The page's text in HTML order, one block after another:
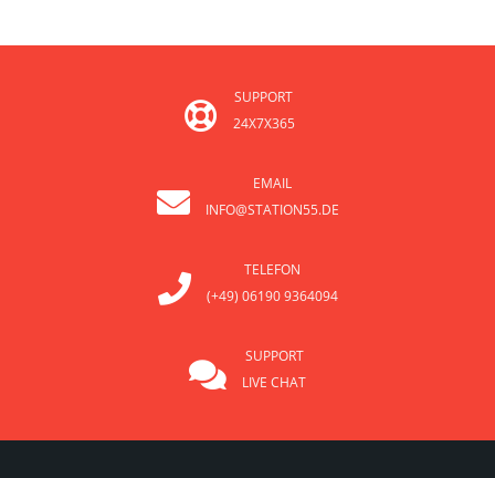
SUPPORT
24X7X365
EMAIL
INFO@STATION55.DE
TELEFON
(+49) 06190 9364094
SUPPORT
LIVE CHAT